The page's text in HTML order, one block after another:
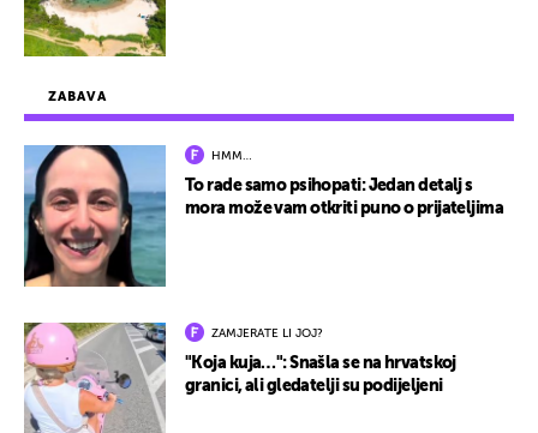
ZABAVA
HMM…
To rade samo psihopati: Jedan detalj s
mora može vam otkriti puno o prijateljima
ZAMJERATE LI JOJ?
"Koja kuja…": Snašla se na hrvatskoj
granici, ali gledatelji su podijeljeni